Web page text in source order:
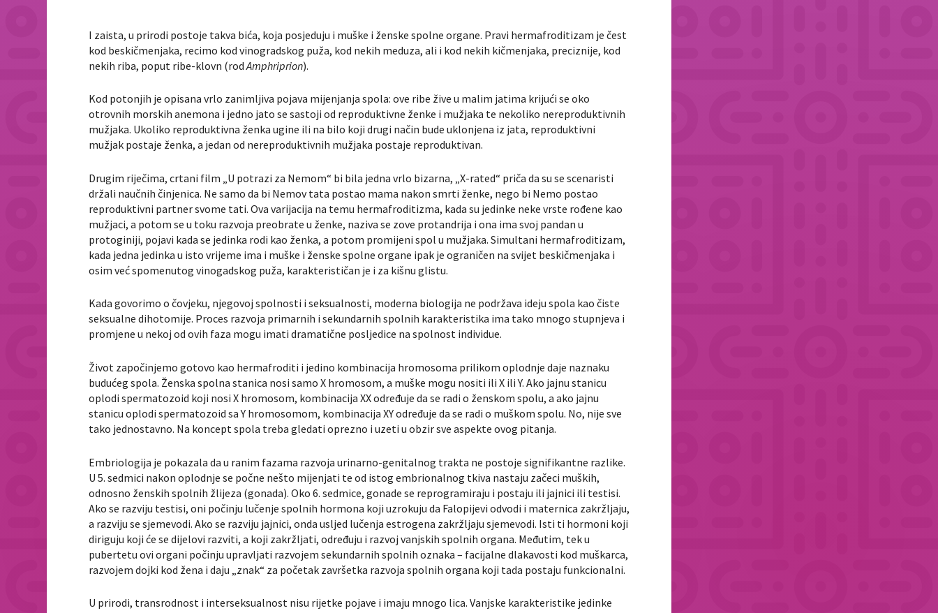
I zaista, u prirodi postoje takva bića, koja posjeduju i muške i ženske spolne organe. Pravi hermafroditizam je čest
kod beskičmenjaka, recimo kod vinogradskog puža, kod nekih meduza, ali i kod nekih kičmenjaka, preciznije, kod
nekih riba, poput ribe-klovn (rodAmphriprion).
Kod potonjih je opisana vrlo zanimljiva pojava mijenjanja spola: ove ribe žive u malim jatima krijući se oko
otrovnih morskih anemona i jedno jato se sastoji od reproduktivne ženke i mužjaka te nekoliko nereproduktivnih
mužjaka. Ukoliko reproduktivna ženka ugine ili na bilo koji drugi način bude uklonjena iz jata, reproduktivni
mužjak postaje ženka, a jedan od nereproduktivnih mužjaka postaje reproduktivan.
Drugim riječima, crtani film „U potrazi za Nemom“ bi bila jedna vrlo bizarna, „X-rated“ priča da su se scenaristi
držali naučnih činjenica. Ne samo da bi Nemov tata postao mama nakon smrti ženke, nego bi Nemo postao
reproduktivni partner svome tati. Ova varijacija na temu hermafroditizma, kada su jedinke neke vrste rođene kao
mužjaci, a potom se u toku razvoja preobrate u ženke, naziva se zove protandrija i ona ima svoj pandan u
protoginiji, pojavi kada se jedinka rodi kao ženka, a potom promijeni spol u mužjaka. Simultani hermafroditizam,
kada jedna jedinka u isto vrijeme ima i muške i ženske spolne organe ipak je ograničen na svijet beskičmenjaka i
osim već spomenutog vinogadskog puža, karakterističan je i za kišnu glistu.
Kada govorimo o čovjeku, njegovoj spolnosti i seksualnosti, moderna biologija ne podržava ideju spola kao čiste
seksualne dihotomije. Proces razvoja primarnih i sekundarnih spolnih karakteristika ima tako mnogo stupnjeva i
promjene u nekoj od ovih faza mogu imati dramatične posljedice na spolnost individue.
Život započinjemo gotovo kao hermafroditi i jedino kombinacija hromosoma prilikom oplodnje daje naznaku
budućeg spola. Ženska spolna stanica nosi samo X hromosom, a muške mogu nositi ili X ili Y. Ako jajnu stanicu
oplodi spermatozoid koji nosi X hromosom, kombinacija XX određuje da se radi o ženskom spolu, a ako jajnu
stanicu oplodi spermatozoid sa Y hromosomom, kombinacija XY određuje da se radi o muškom spolu. No, nije sve
tako jednostavno. Na koncept spola treba gledati oprezno i uzeti u obzir sve aspekte ovog pitanja.
Embriologija je pokazala da u ranim fazama razvoja urinarno-genitalnog trakta ne postoje signifikantne razlike.
U 5. sedmici nakon oplodnje se počne nešto mijenjati te od istog embrionalnog tkiva nastaju začeci muških,
odnosno ženskih spolnih žlijeza (gonada). Oko 6. sedmice, gonade se reprogramiraju i postaju ili jajnici ili testisi.
Ako se razviju testisi, oni počinju lučenje spolnih hormona koji uzrokuju da Falopijevi odvodi i maternica zakržljaju,
a razviju se sjemevodi. Ako se razviju jajnici, onda usljed lučenja estrogena zakržljaju sjemevodi. Isti ti hormoni koji
diriguju koji će se dijelovi razviti, a koji zakržljati, određuju i razvoj vanjskih spolnih organa. Međutim, tek u
pubertetu ovi organi počinju upravljati razvojem sekundarnih spolnih oznaka – facijalne dlakavosti kod muškarca,
razvojem dojki kod žena i daju „znak“ za početak završetka razvoja spolnih organa koji tada postaju funkcionalni.
U prirodi, transrodnost i interseksualnost nisu rijetke pojave i imaju mnogo lica. Vanjske karakteristike jedinke